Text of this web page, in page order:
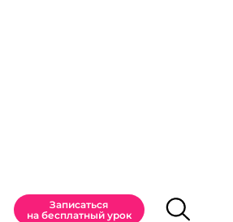
Записаться
на бесплатный урок